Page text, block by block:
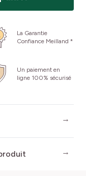
La Garantie
Confiance Meilland *
Un paiement en
ligne 100% sécurisé